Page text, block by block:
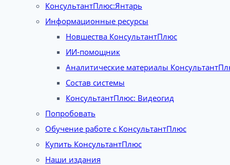
КонсультантПлюс:Янтарь
Информационные ресурсы
Новшества КонсультантПлюс
ИИ-помощник
Аналитические материалы
Состав системы
КонсультантПлюс: Видеогид
Попробовать
Обучение работе с КонсультантПлюс
Купить КонсультантПлюс
Наши издания